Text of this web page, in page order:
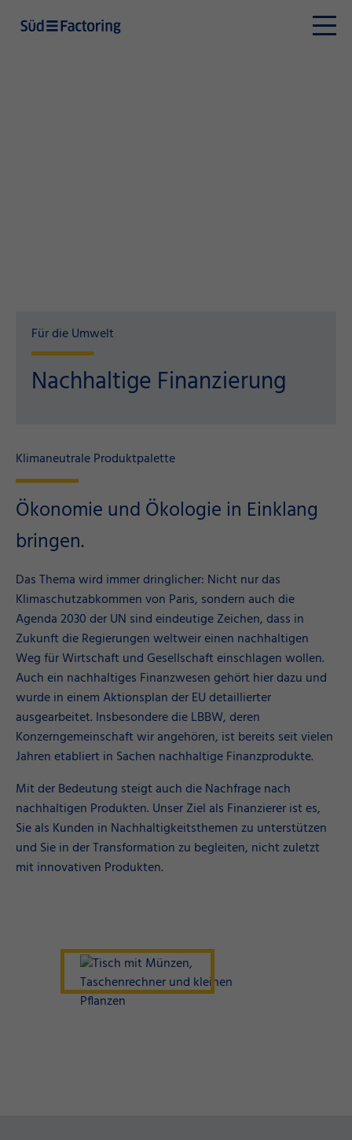
Für die Umwelt
Nachhaltige Finanzierung
Klimaneutrale Produktpalette
Ökonomie und Ökologie in Einklang
bringen.
Das Thema wird immer dringlicher: Nicht nur das
Klimaschutzabkommen von Paris, sondern auch die
Agenda 2030 der UN sind eindeutige Zeichen, dass in
Zukunft die Regierungen weltweir einen nachhaltigen
Weg für Wirtschaft und Gesellschaft einschlagen wollen.
Auch ein nachhaltiges Finanzwesen gehört hier dazu und
wurde in einem Aktionsplan der EU detaillierter
ausgearbeitet. Insbesondere die LBBW, deren
Konzerngemeinschaft wir angehören, ist bereits seit vielen
Jahren etabliert in Sachen nachhaltige Finanzprodukte.
Mit der Bedeutung steigt auch die Nachfrage nach
nachhaltigen Produkten. Unser Ziel als Finanzierer ist es,
Sie als Kunden in Nachhaltigkeitsthemen zu unterstützen
und Sie in der Transformation zu begleiten, nicht zuletzt
mit innovativen Produkten.